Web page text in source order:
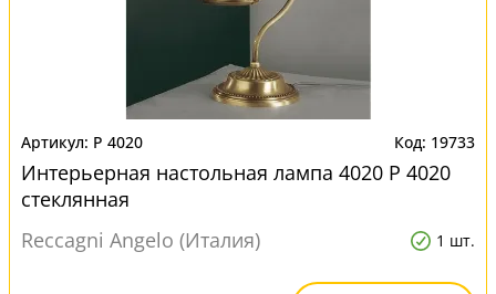
P 4020 19733
Интерьерная настольная лампа 4020 P 4020
стеклянная
Reccagni Angelo (Италия)
1 шт.